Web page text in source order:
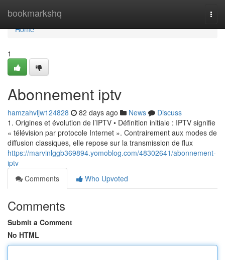
bookmarkshq
Home
Home
1
Abonnement iptv
hamzahvljw124828 82 days ago News
Discuss
1. Origines et évolution de l’IPTV • Définition initiale : IPTV signifie
« télévision par protocole Internet ». Contrairement aux modes de
diffusion classiques, elle repose sur la transmission de flux
https://marvinlggb369894.yomoblog.com/48302641/abonnement-
iptv
Comments
Who Upvoted
Comments
Submit a Comment
No HTML